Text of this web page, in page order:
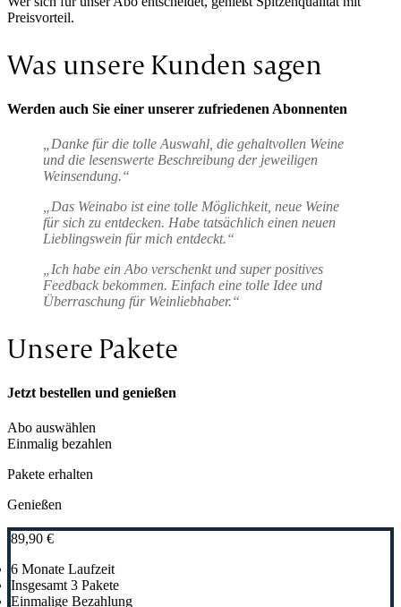
Preisvorteil.
Was unsere Kunden sagen
Werden auch Sie einer unserer zufriedenen Abonnenten
„Danke für die tolle Auswahl, die gehaltvollen Weine
und die lesenswerte Beschreibung der jeweiligen
Weinsendung.“
„Das Weinabo ist eine tolle Möglichkeit, neue Weine
für sich zu entdecken. Habe tatsächlich einen neuen
Lieblingswein für mich entdeckt.“
„Ich habe ein Abo verschenkt und super positives
Feedback bekommen. Einfach eine tolle Idee und
Überraschung für Weinliebhaber.“
Unsere Pakete
Jetzt bestellen und genießen
Abo auswählen
Einmalig bezahlen
Pakete erhalten
Genießen
89,90 €
6 Monate Laufzeit
Insgesamt 3 Pakete
Einmalige Bezahlung